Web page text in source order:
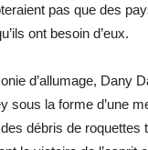
pas que des
ont besoin d’eux.
d’allumage, Dany
sous la forme d’une
débris de roquettes